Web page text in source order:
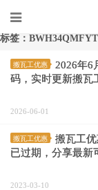
标签：
搬瓦工优惠
2026年6
码，实时更新搬瓦
2026-06-01
搬瓦工优惠
搬瓦工
已过期，分享最新
2023-03-10